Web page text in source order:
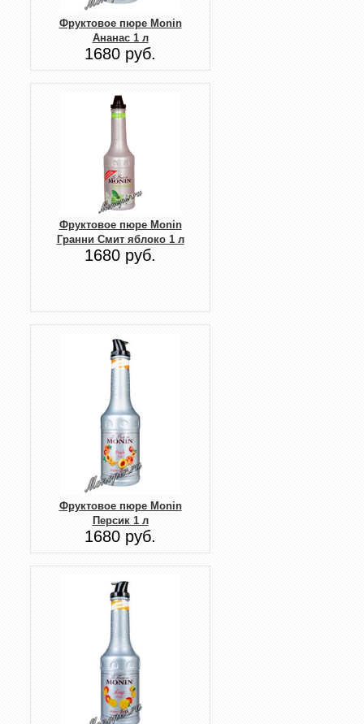
Фруктовое пюре Monin
Ананас 1 л
1680 руб.
Фруктовое пюре Monin
Гранни Смит яблоко 1 л
1680 руб.
Фруктовое пюре Monin
Персик 1 л
1680 руб.